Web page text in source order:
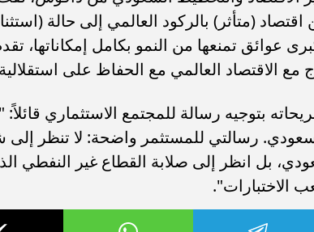
(متأثر) بالركود العالمي إلى حالة
مع الاقتصاد العالمي مع الحفاظ على
بتوجيه رسالة للمجتمع الاستثماري قائلاً:
رسالتي للمستثمر واضحة: لا تنظر
بل انظر إلى صلابة القطاع غير النفطي
الاختبارات".
عودة الدوري المصري.. تعرف على مواعيد
مباريات اليوم والقنوات الناقلة